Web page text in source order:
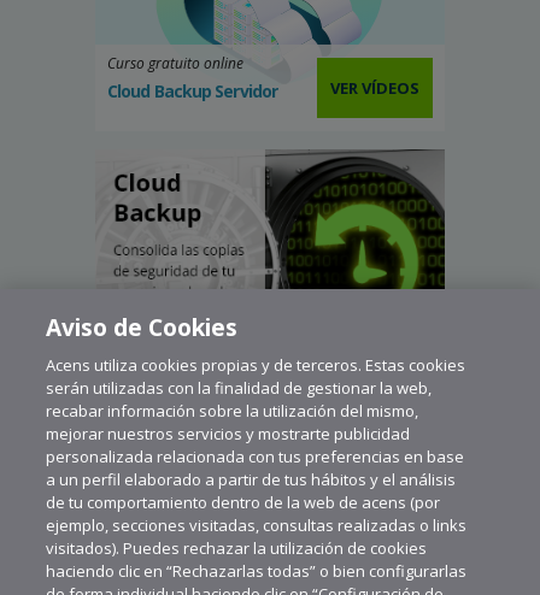
Curso gratuito online
Cloud Backup Servidor VER VÍDEOS
Aviso de Cookies
Acens utiliza cookies propias y de terceros. Estas cookies
serán utilizadas con la finalidad de gestionar la web,
recabar información sobre la utilización del mismo,
mejorar nuestros servicios y mostrarte publicidad
personalizada relacionada con tus preferencias en base
a un perfil elaborado a partir de tus hábitos y el análisis
de tu comportamiento dentro de la web de acens (por
ejemplo, secciones visitadas, consultas realizadas o links
visitados). Puedes rechazar la utilización de cookies
haciendo clic en “Rechazarlas todas” o bien configurarlas